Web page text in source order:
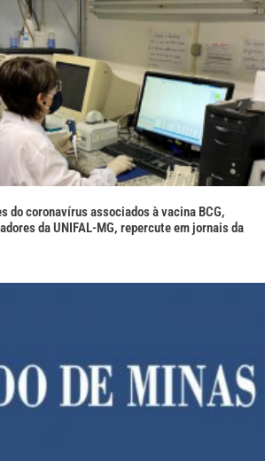
do coronavírus associados à vacina BCG,
da UNIFAL-MG, repercute em jornais da